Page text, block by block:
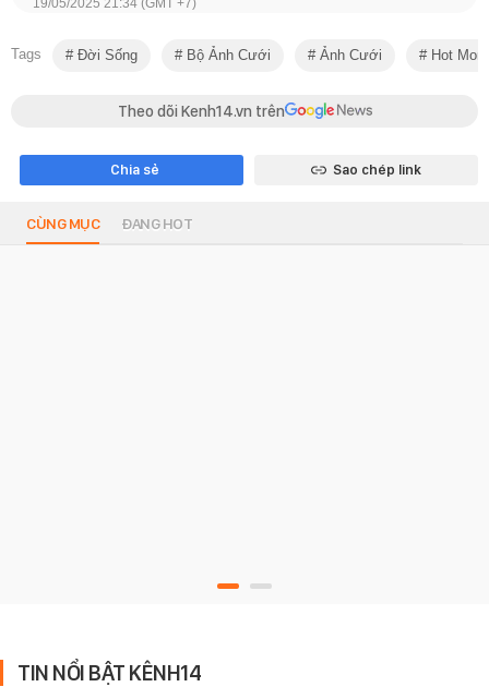
19/05/2025 21:34 (GMT +7)
Tags Đời Sống Bộ Ảnh Cưới Ảnh Cưới Hot Mom
Theo dõi Kenh14.vn trên
Chia sẻ Sao chép link
CÙNG MỤC ĐANG HOT
TIN NỔI BẬT KÊNH14